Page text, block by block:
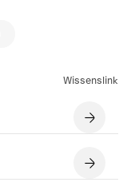
Wissenslink